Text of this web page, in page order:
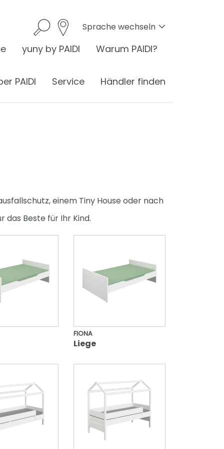
Sprache wechseln
yuny by PAIDI Warum PAIDI?
PAIDI Service Händler finden
am Schreibtisch
ergonomisches Sitzen
einem Tiny House oder nach
Beste für Ihr Kind.
FIONA
Liege